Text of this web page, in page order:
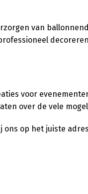
van
voor
over de vele
ons op het juiste